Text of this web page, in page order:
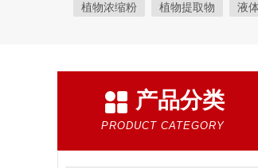
植物浓缩粉 植物提取物 液
产品分类
PRODUCT CATEGORY